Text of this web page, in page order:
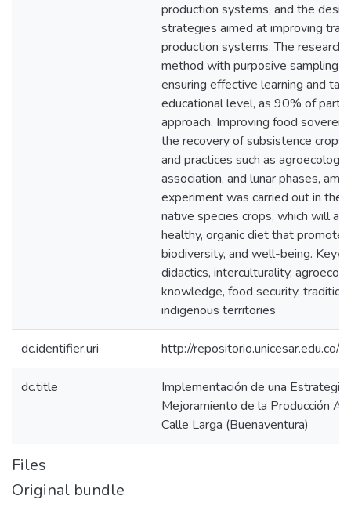
production systems, and the
strategies aimed at improving
production systems. The research
method with purposive sampling
ensuring effective learning and
educational level, as 90% of
approach. Improving food
the recovery of subsistence
and practices such as
association, and lunar phases,
experiment was carried out in
native species crops, which will
healthy, organic diet that
biodiversity, and well-being.
didactics, interculturality,
knowledge, food security,
indigenous territories
dc.identifier.uri http://
dc.title
Implementación de una Estrategia
Mejoramiento de la Producción
Calle Larga (Buenaventura)
Files
Original bundle